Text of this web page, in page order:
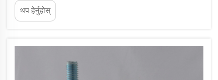
होइन, बरु वास्तविक परीक्षण र सामग्री अध्ययनमा आधारित हुन्छ।
इन्जिन...
थप हेर्नुहोस्